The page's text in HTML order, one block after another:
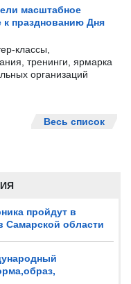
пройдут в
Самарской области
масштабное
к празднованию Дня
классы,
тренинги, ярмарка
организаций
Весь список